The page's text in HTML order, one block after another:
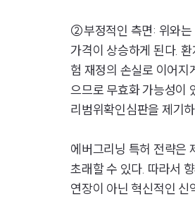
②부정적인 측면: 위와는
가격이 상승하게 된다.
험 재정의 손실로 이어지
으므로 무효화 가능성이
리범위확인심판을 제기
에버그리닝 특허 전략은
초래할 수 있다. 따라서
연장이 아닌 혁신적인 신